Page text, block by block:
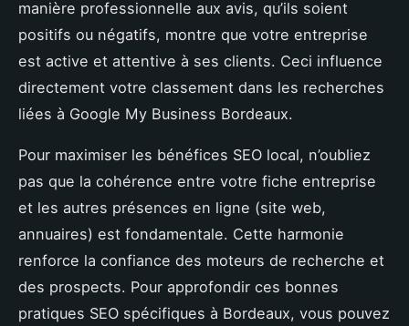
manière professionnelle aux avis, qu’ils soient
positifs ou négatifs, montre que votre entreprise
est active et attentive à ses clients. Ceci influence
directement votre classement dans les recherches
liées à Google My Business Bordeaux.
Pour maximiser les bénéfices SEO local, n’oubliez
pas que la cohérence entre votre fiche entreprise
et les autres présences en ligne (site web,
annuaires) est fondamentale. Cette harmonie
renforce la confiance des moteurs de recherche et
des prospects. Pour approfondir ces bonnes
pratiques SEO spécifiques à Bordeaux, vous pouvez